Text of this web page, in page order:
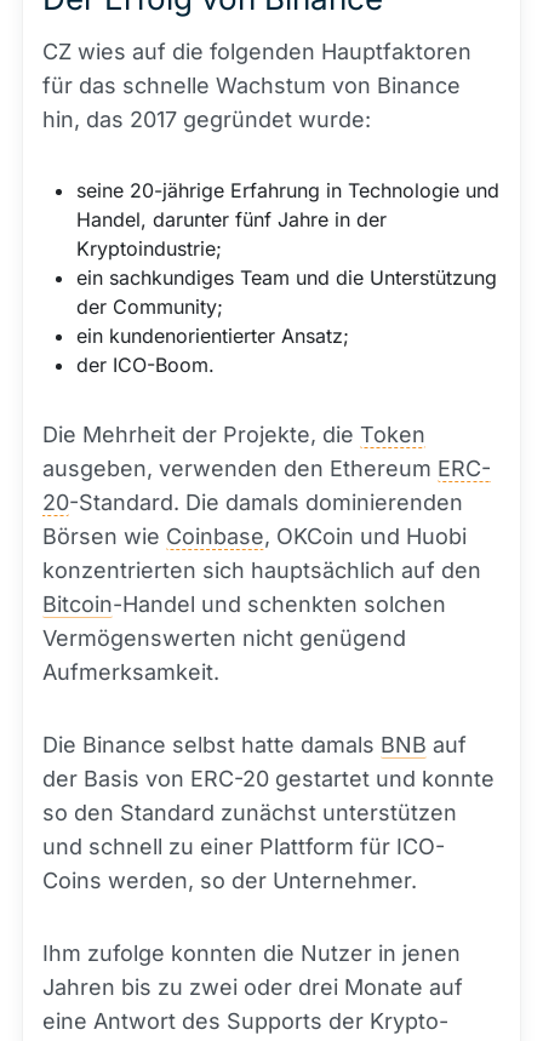
CZ wies auf die folgenden Hauptfaktoren
für das schnelle Wachstum von Binance
hin, das 2017 gegründet wurde:
seine 20-jährige Erfahrung in Technologie und
Handel, darunter fünf Jahre in der
Kryptoindustrie;
ein sachkundiges Team und die Unterstützung
der Community;
ein kundenorientierter Ansatz;
der ICO-Boom.
Die Mehrheit der Projekte, die Token
ausgeben, verwenden den Ethereum ERC-
20-Standard. Die damals dominierenden
Börsen wie Coinbase, OKCoin und Huobi
konzentrierten sich hauptsächlich auf den
Bitcoin-Handel und schenkten solchen
Vermögenswerten nicht genügend
Aufmerksamkeit.
Die Binance selbst hatte damals BNB auf
der Basis von ERC-20 gestartet und konnte
so den Standard zunächst unterstützen
und schnell zu einer Plattform für ICO-
Coins werden, so der Unternehmer.
Ihm zufolge konnten die Nutzer in jenen
Jahren bis zu zwei oder drei Monate auf
eine Antwort des Supports der Krypto-